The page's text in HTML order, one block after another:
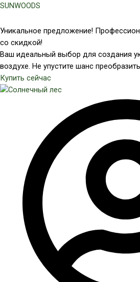
Перейти
содержимому
SUNWOODS
Уникальное предложение!
со скидкой!
Ваш идеальный выбор для создания
воздухе. Не упустите шанс
Купить сейчас